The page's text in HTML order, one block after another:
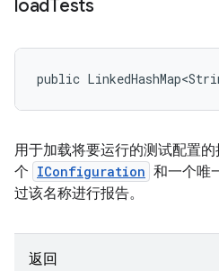
loadTests
public
用于加载将要运行的测试配置
个 IConfiguration 和一个唯
过该名称进行报告。
返回